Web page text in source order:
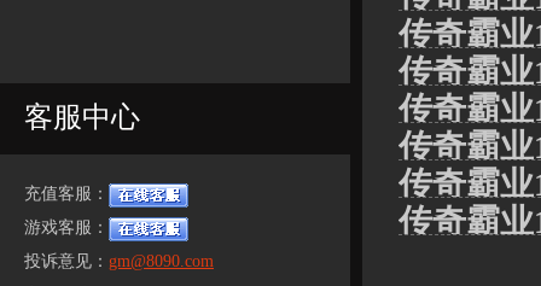
客服中心
充值客服：
游戏客服：
投诉意见： gm@8090.com
传奇霸
传奇霸
传奇霸
传奇霸
传奇霸
传奇霸